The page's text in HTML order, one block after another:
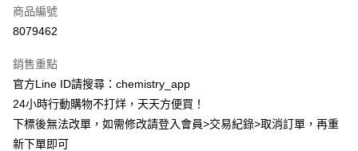
超商取貨付款
Apple Pay
街口支付
悠遊付
商品編號
8079462
銷售重點
官方Line ID請搜尋：chemistry_app
24小時行動購物不打烊，天天方便買！
下標後無法改單，如需修改請登入會員>交易紀錄>取消訂單，再重
新下單即可